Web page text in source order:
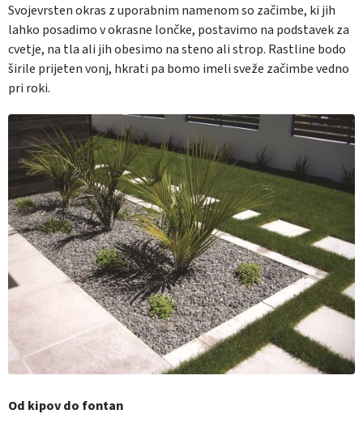
Svojevrsten okras z uporabnim namenom so začimbe, ki jih
lahko posadimo v okrasne lončke, postavimo na podstavek za
cvetje, na tla ali jih obesimo na steno ali strop. Rastline bodo
širile prijeten vonj, hkrati pa bomo imeli sveže začimbe vedno
pri roki.
Od kipov do fontan